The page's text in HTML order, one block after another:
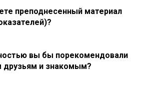
преподнесенный материал
вы бы порекомендовали
друзьям и знакомым?